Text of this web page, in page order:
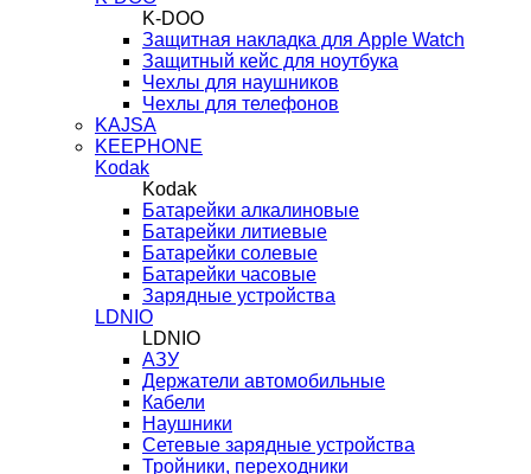
K-DOO
Защитная накладка для Apple Watch
Защитный кейс для ноутбука
Чехлы для наушников
Чехлы для телефонов
KAJSA
KEEPHONE
Kodak
Kodak
Батарейки алкалиновые
Батарейки литиевые
Батарейки солевые
Батарейки часовые
Зарядные устройства
LDNIO
LDNIO
АЗУ
Держатели автомобильные
Кабели
Наушники
Сетевые зарядные устройства
Тройники, переходники